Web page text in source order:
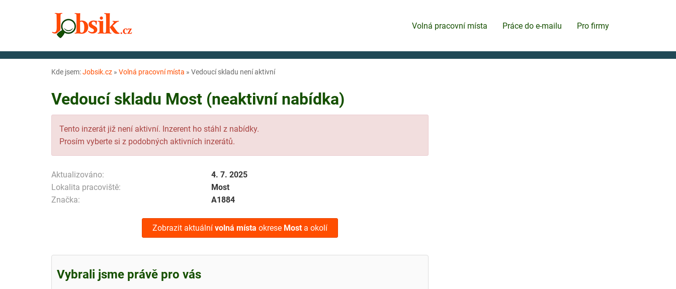
Volná pracovní místa Práce do e-mailu Pro firmy
Kde jsem:Jobsik.cz » Volná pracovní místa » Vedoucí skladu není aktivní
Vedoucí skladu Most (neaktivní nabídka)
Tento inzerát již není aktivní. Inzerent ho stáhl z nabídky.
Prosím vyberte si z podobných aktivních inzerátů.
Aktualizováno:
4. 7. 2025
Lokalita pracoviště:
Most
Značka:
A1884
Zobrazit aktuální volná místa okrese Mosta okolí
Vybrali jsme právě pro vás